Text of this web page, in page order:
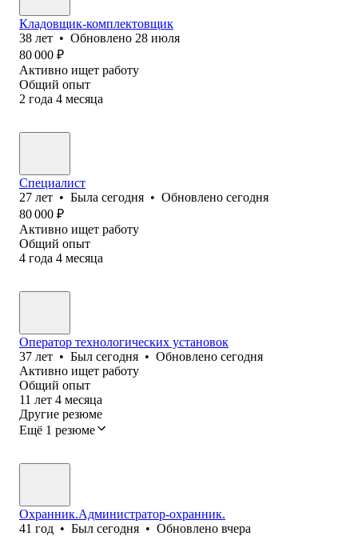
Кладовщик-комплектовщик
38 лет • Обновлено 28 июля
80 000 ₽
Активно ищет работу
Общий опыт
2 года 4 месяца
Специалист
27 лет • Была сегодня • Обновлено сегодня
80 000 ₽
Активно ищет работу
Общий опыт
4 года 4 месяца
Оператор технологических установок
37 лет • Был сегодня • Обновлено сегодня
Активно ищет работу
Общий опыт
11 лет 4 месяца
Другие резюме
Ещё 1 резюме
Охранник.Администратор-охранник.
41 год • Был сегодня • Обновлено вчера